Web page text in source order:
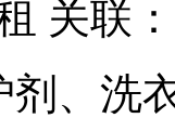
关联
剂、洗